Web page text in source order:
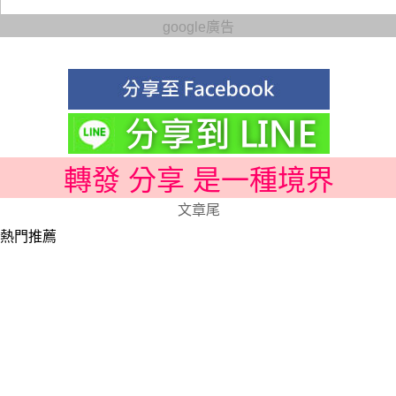
google廣告
轉發 分享 是一種境界
文章尾
熱門推薦